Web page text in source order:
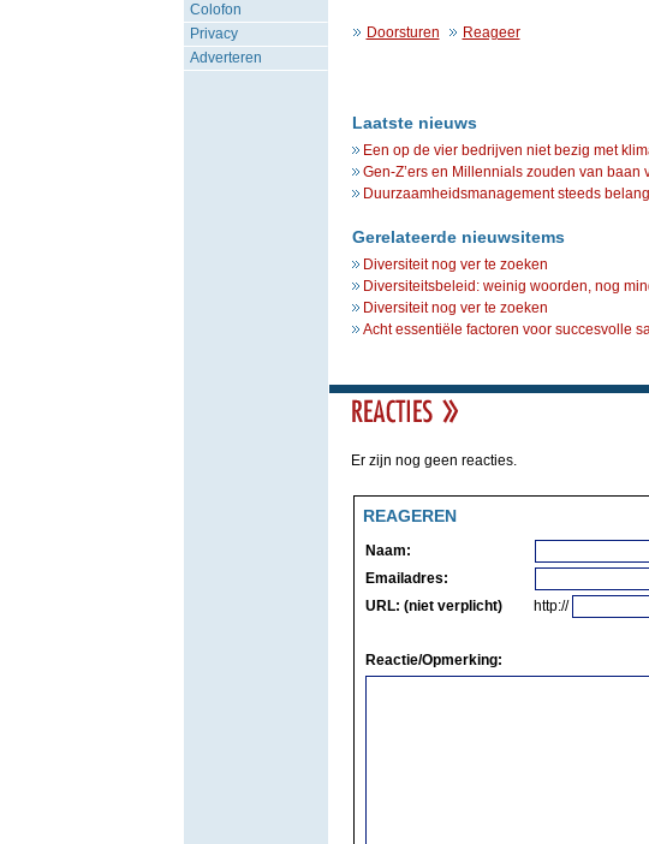
Colofon
Privacy
Adverteren
Doorsturen Reageer
Laatste nieuws
Een op de vier bedrijven niet bezig met
Gen-Z’ers en Millennials zouden van
Duurzaamheidsmanagement steeds
Gerelateerde nieuwsitems
Diversiteit nog ver te zoeken
Diversiteitsbeleid: weinig woorden, nog
Diversiteit nog ver te zoeken
Acht essentiële factoren voor succesvolle
Er zijn nog geen reacties.
REAGEREN
Naam:
Emailadres:
URL: (niet verplicht)
http://
Reactie/Opmerking: